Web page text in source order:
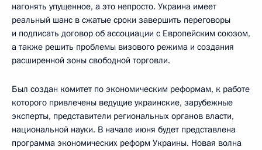
нагонять упущенное, а это непросто. Украина имеет
реальный шанс в сжатые сроки завершить переговоры
и подписать договор об ассоциации с Европейским союзом,
а также решить проблемы визового режима и создания
расширенной зоны свободной торговли.
Был создан комитет по экономическим реформам, к работе
которого привлечены ведущие украинские, зарубежные
эксперты, представители региональных органов власти,
национальной науки. В начале июня будет представлена
программа экономических реформ Украины. Новая волна